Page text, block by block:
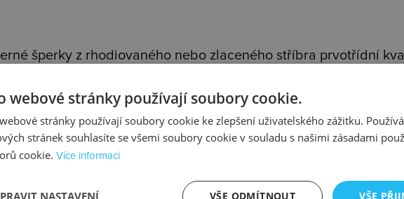
šperky z rhodiovaného nebo zlaceného stříbra prvotřídní
stříbrným řetízkem. Každý přívěsek je osazen pravým
speciální kolekce - jedinečnouEmozionia roztomilouCharms.
webové stránky používají soubory cookie.
stránky používají soubory cookie ke zlepšení uživatelského zážitku.
stránek souhlasíte se všemi soubory cookie v souladu s našimi zásadami
cookie. Více informací
VŠE
VŠE ODMÍTNOUT
NASTAVENÍ